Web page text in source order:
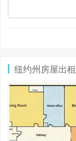
纽约州房屋出租